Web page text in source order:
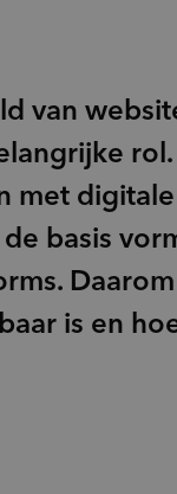
van
met
basis
is en